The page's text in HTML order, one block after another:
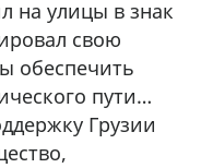
на улицы в знак
свою
обеспечить
пути…
Грузии